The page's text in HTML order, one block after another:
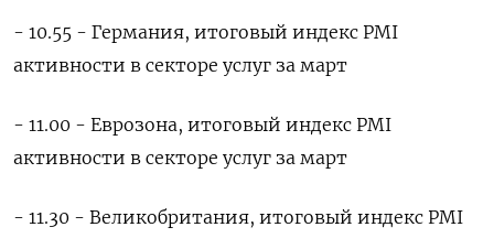
- 10.55 - Германия, итоговый индекс PMI
активности в секторе услуг за март
- 11.00 - Еврозона, итоговый индекс PMI
активности в секторе услуг за март
- 11.30 - Великобритания, итоговый индекс PMI